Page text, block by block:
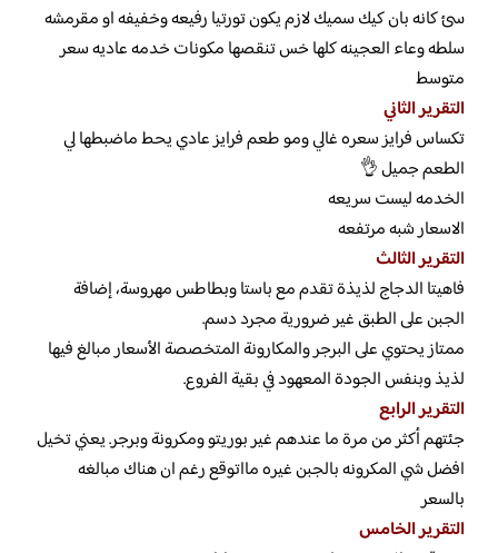
سئ كانه بان كيك سميك لازم يكون تورتيا رفيعه وخفيفه او مقرمشه
سلطه وعاء العجينه كلها خس تنقصها مكونات خدمه عاديه سعر
متوسط
التقرير الثاني
تكساس فرايز سعره غالي ومو طعم فرايز عادي يحط ماضبطها لي
الطعم جميل 👌
الخدمه ليست سريعه
الاسعار شبه مرتفعه
التقرير الثالث
فاهيتا الدجاج لذيذة تقدم مع باستا وبطاطس مهروسة، إضافة
الجبن على الطبق غير ضرورية مجرد دسم.
ممتاز يحتوي على البرجر والمكارونة المتخصصة الأسعار مبالغ فيها
لذيذ وبنفس الجودة المعهود في بقية الفروع.
التقرير الرابع
جئتهم أكثر من مرة ما عندهم غير بوريتو ومكرونة وبرجر. يعني تخيل
افضل شي المكرونه بالجبن غيره مااتوقع رغم ان هناك مبالغه
بالسعر
التقرير الخامس